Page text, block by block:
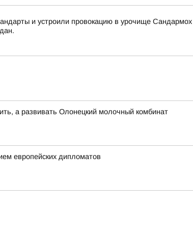
и устроили провокацию в урочище
а развивать Олонецкий молочный комбинат
европейских дипломатов